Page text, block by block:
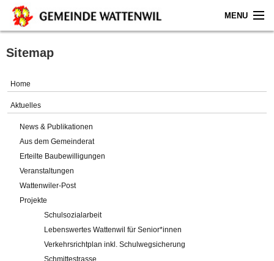
MENU
Home
Gemeinde
Verwaltung
Online-Service
Impressum
Sitemap
Home
Aktuelles
News & Publikationen
Aus dem Gemeinderat
Erteilte Baubewilligungen
Veranstaltungen
Wattenwiler-Post
Projekte
Schulsozialarbeit
Lebenswertes Wattenwil für Senior*innen
Verkehrsrichtplan inkl. Schulwegsicherung
Schmittestrasse